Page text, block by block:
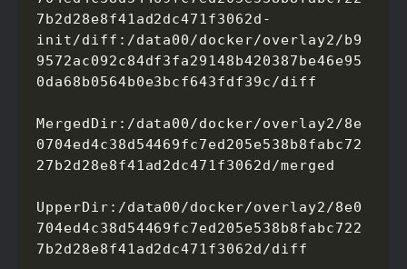
7b2d28e8f41ad2dc471f3062d-
init/diff:/data00/docker/overlay2/b9
9572ac092c84df3fa29148b420387be46e95
0da68b0564b0e3bcf643fdf39c/diff
MergedDir:/data00/docker/overlay2/8e
0704ed4c38d54469fc7ed205e538b8fabc72
27b2d28e8f41ad2dc471f3062d/merged
UpperDir:/data00/docker/overlay2/8e0
704ed4c38d54469fc7ed205e538b8fabc722
7b2d28e8f41ad2dc471f3062d/diff